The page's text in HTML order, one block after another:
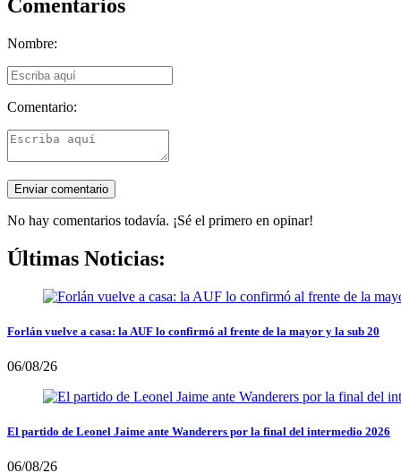
Comentarios
Nombre:
Comentario:
No hay comentarios todavía. ¡Sé el primero en opinar!
Últimas Noticias:
Forlán vuelve a casa: la AUF lo confirmó al frente de la mayor y la sub 20
06/08/26
El partido de Leonel Jaime ante Wanderers por la final del intermedio 2026
06/08/26